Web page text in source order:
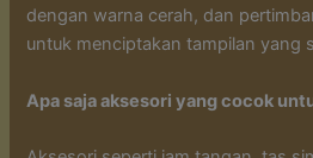
dengan warna cerah, dan
untuk menciptakan tampilan yang
Apa saja aksesori yang cocok